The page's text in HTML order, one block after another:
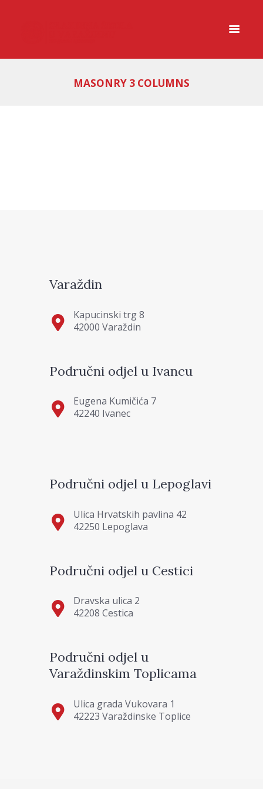
MASONRY 3 COLUMNS
Varaždin
Kapucinski trg 8
42000 Varaždin
Područni odjel u Ivancu
Eugena Kumičića 7
42240 Ivanec
Područni odjel u Lepoglavi
Ulica Hrvatskih pavlina 42
42250 Lepoglava
Područni odjel u Cestici
Dravska ulica 2
42208 Cestica
Područni odjel u
Varaždinskim Toplicama
Ulica grada Vukovara 1
42223 Varaždinske Toplice